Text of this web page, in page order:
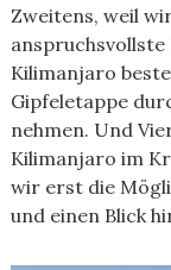
Zweitens, weil
anspruchsvollste
Kilimanjaro
Gipfeletappe
nehmen. Und
Kilimanjaro im
wir erst die
und einen Blick